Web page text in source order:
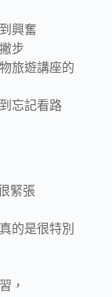
興奮
步
旅遊講座的
忘記看路
緊張
的是很特別
，